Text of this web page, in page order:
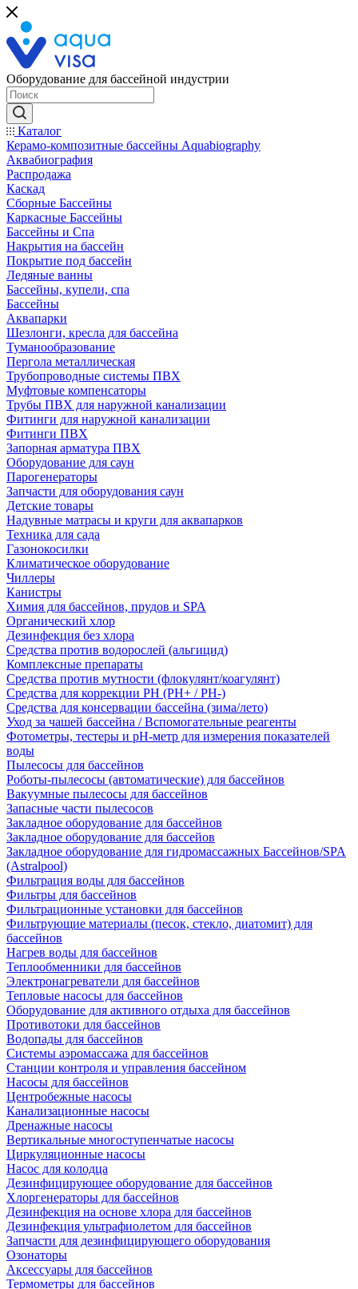
Оборудование для бассейной индустрии
Каталог
Керамо-композитные бассейны Aquabiography
Аквабиография
Распродажа
Каскад
Сборные Бассейны
Каркасные Бассейны
Бассейны и Спа
Накрытия на бассейн
Покрытие под бассейн
Ледяные ванны
Бассейны, купели, спа
Бассейны
Аквапарки
Шезлонги, кресла для бассейна
Туманообразование
Пергола металлическая
Трубопроводные системы ПВХ
Муфтовые компенсаторы
Трубы ПВХ для наружной канализации
Фитинги для наружной канализации
Фитинги ПВХ
Запорная арматура ПВХ
Оборудование для саун
Парогенераторы
Запчасти для оборудования саун
Детские товары
Надувные матрасы и круги для аквапарков
Техника для сада
Газонокосилки
Климатическое оборудование
Чиллеры
Канистры
Химия для бассейнов, прудов и SPA
Органический хлор
Дезинфекция без хлора
Средства против водорослей (альгицид)
Комплексные препараты
Средства против мутности (флокулянт/коагулянт)
Средства для коррекции PH (PH+ / PH-)
Средства для консервации бассейна (зима/лето)
Уход за чашей бассейна / Вспомогательные реагенты
Фотометры, тестеры и рН-метр для измерения показателей
воды
Пылесосы для бассейнов
Роботы-пылесосы (автоматические) для бассейнов
Вакуумные пылесосы для бассейнов
Запасные части пылесосов
Закладное оборудование для бассейнов
Закладное оборудование для бассейов
Закладное оборудование для гидромассажных Бассейнов/SPA
(Astralpool)
Фильтрация воды для бассейнов
Фильтры для бассейнов
Фильтрационные установки для бассейнов
Фильтрующие материалы (песок, стекло, диатомит) для
бассейнов
Нагрев воды для бассейнов
Теплообменники для бассейнов
Электронагреватели для бассейнов
Тепловые насосы для бассейнов
Оборудование для активного отдыха для бассейнов
Противотоки для бассейнов
Водопады для бассейнов
Системы аэромассажа для бассейнов
Станции контроля и управления бассейном
Насосы для бассейнов
Центробежные насосы
Канализационные насосы
Дренажные насосы
Вертикальные многоступенчатые насосы
Циркуляционные насосы
Насос для колодца
Дезинфицирующее оборудование для бассейнов
Хлоргенераторы для бассейнов
Дезинфекция на основе хлора для бассейнов
Дезинфекция ультрафиолетом для бассейнов
Запчасти для дезинфицирующего оборудования
Озонаторы
Аксессуары для бассейнов
Термометры для бассейнов